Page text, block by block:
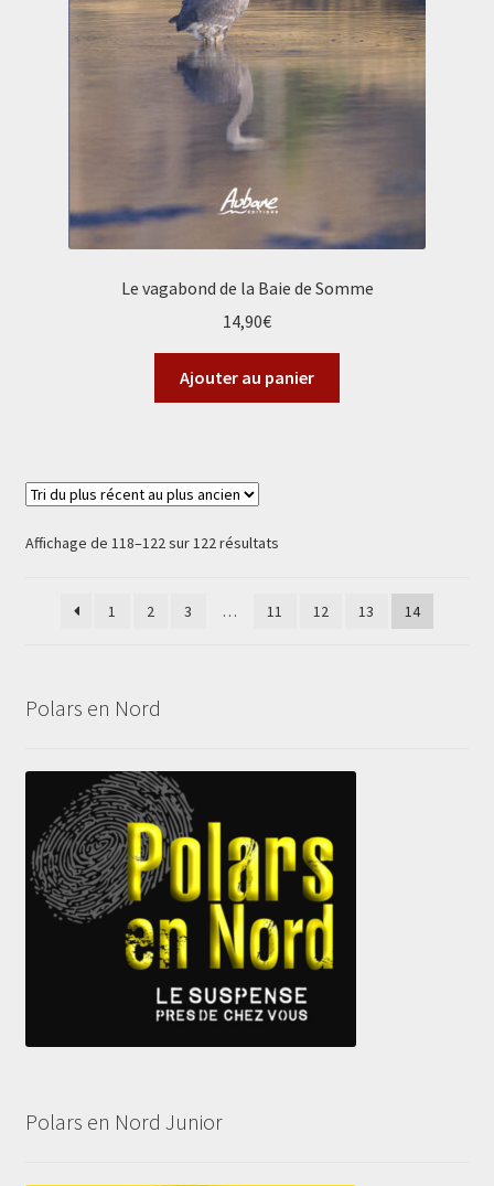
Le vagabond de la Baie de Somme
14,90€
Ajouter au panier
Affichage de 118–122 sur 122 résultatsTrié
récent
1 2 3 … 11 12 13 14
Polars en Nord
Polars en Nord Junior